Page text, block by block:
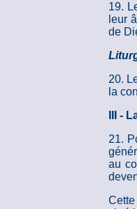
19.
leur
de
20.
la
III -
21.
au